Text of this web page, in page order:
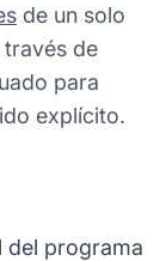
de un solo
de
para
explícito.
del programa